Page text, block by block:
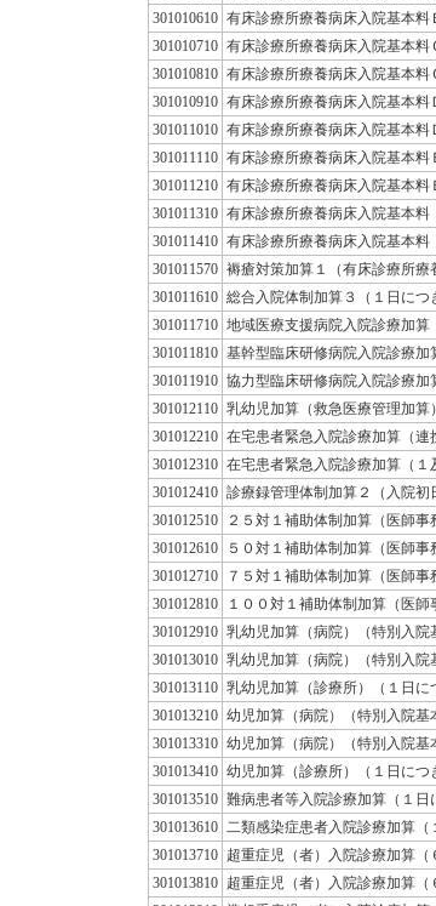
301010610 有床診療所療養病床入院基本料
301010710 有床診療所療養病床入院基本料
301010810 有床診療所療養病床入院基本料
301010910 有床診療所療養病床入院基本料
301011010 有床診療所療養病床入院基本料
301011110 有床診療所療養病床入院基本料
301011210 有床診療所療養病床入院基本料
301011310 有床診療所療養病床入院基本料
301011410 有床診療所療養病床入院基本料
301011570 褥瘡対策加算１（有床診療所療
301011610 総合入院体制加算３（１日につ
301011710 地域医療支援病院入院診療加算
301011810 基幹型臨床研修病院入院診療加
301011910 協力型臨床研修病院入院診療加
301012110 乳幼児加算（救急医療管理加算）
301012210 在宅患者緊急入院診療加算（連
301012310 在宅患者緊急入院診療加算（１
301012410 診療録管理体制加算２（入院初
301012510
２５対１補助体制加算（医師事
301012610
５０対１補助体制加算（医師事
301012710
７５対１補助体制加算（医師事
301012810
１００対１補助体制加算（医師
301012910 乳幼児加算（病院）（特別入院
301013010 乳幼児加算（病院）（特別入院
301013110 乳幼児加算（診療所）（１日に
301013210 幼児加算（病院）（特別入院基
301013310 幼児加算（病院）（特別入院基
301013410 幼児加算（診療所）（１日につ
301013510 難病患者等入院診療加算（１日
301013610 二類感染症患者入院診療加算（
301013710 超重症児（者）入院診療加算（
301013810 超重症児（者）入院診療加算（